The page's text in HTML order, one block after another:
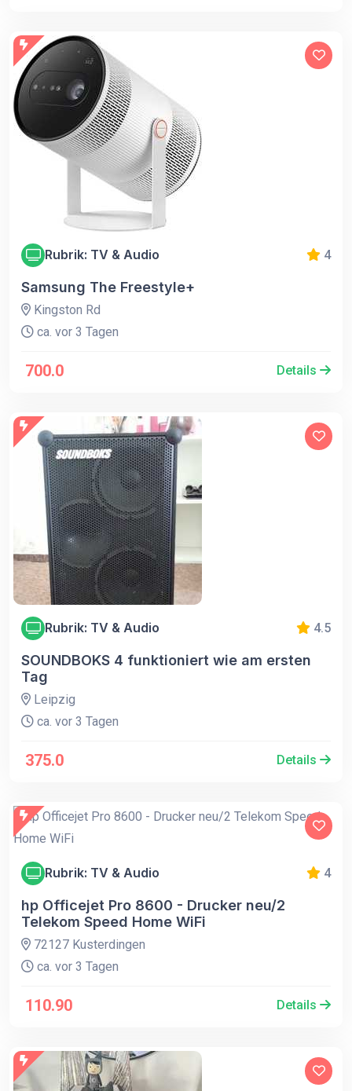
Rubrik: TV & Audio 4
Samsung The Freestyle+
Kingston Rd
ca. vor 3 Tagen
700.0 Details
Rubrik: TV & Audio 4.5
SOUNDBOKS 4 funktioniert wie am ersten
Tag
Leipzig
ca. vor 3 Tagen
375.0 Details
Rubrik: TV & Audio 4
hp Officejet Pro 8600 - Drucker neu/2
Telekom Speed Home WiFi
72127 Kusterdingen
ca. vor 3 Tagen
110.90 Details